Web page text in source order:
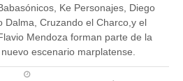
Ke Personajes, Diego
Dalma, Cruzando el Charco,y el
Mendoza forman parte de la
escenario marplatense.